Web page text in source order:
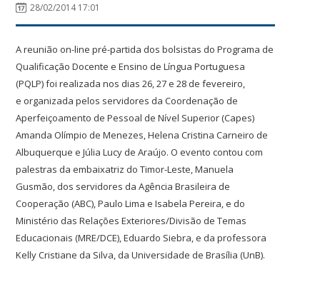
28/02/2014 17:01
A reunião on-line pré-partida dos bolsistas do Programa de
Qualificação Docente e Ensino de Língua Portuguesa
(PQLP) foi realizada nos dias 26, 27 e 28 de fevereiro,
e organizada pelos servidores da Coordenação de
Aperfeiçoamento de Pessoal de Nível Superior (Capes)
Amanda Olímpio de Menezes, Helena Cristina Carneiro de
Albuquerque e Júlia Lucy de Araújo. O evento contou com
palestras da embaixatriz do Timor-Leste, Manuela
Gusmão, dos servidores da Agência Brasileira de
Cooperação (ABC), Paulo Lima e Isabela Pereira, e do
Ministério das Relações Exteriores/Divisão de Temas
Educacionais (MRE/DCE), Eduardo Siebra, e da professora
Kelly Cristiane da Silva, da Universidade de Brasília (UnB).